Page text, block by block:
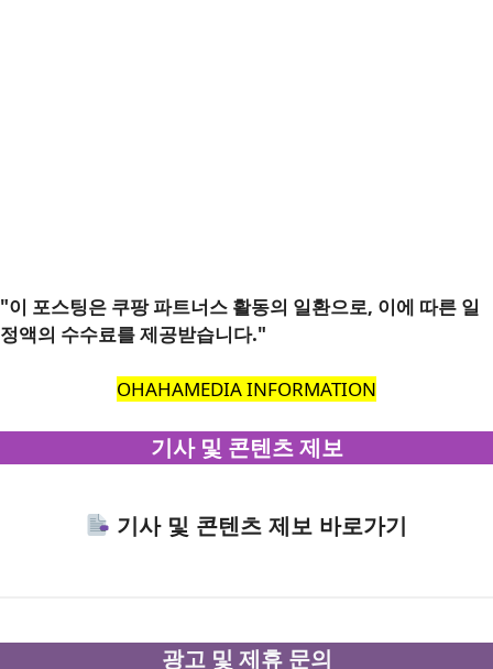
"이 포스팅은 쿠팡 파트너스 활동의 일환으로, 이에 따른 일
정액의 수수료를 제공받습니다."
OHAHAMEDIA INFORMATION
기사 및 콘텐츠 제보
기사 및 콘텐츠 제보 바로가기
광고 및 제휴 문의